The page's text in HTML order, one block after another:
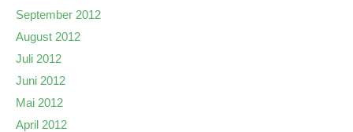
September 2012
August 2012
Juli 2012
Juni 2012
Mai 2012
April 2012